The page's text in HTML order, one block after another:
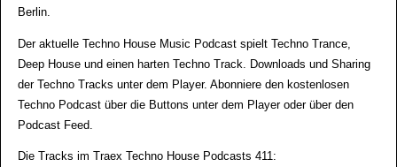
Berlin.
Der aktuelle Techno House Music Podcast spielt Techno Trance,
Deep House und einen harten Techno Track. Downloads und Sharing
der Techno Tracks unter dem Player. Abonniere den kostenlosen
Techno Podcast über die Buttons unter dem Player oder über den
Podcast Feed.
Die Tracks im Traex Techno House Podcasts 411: